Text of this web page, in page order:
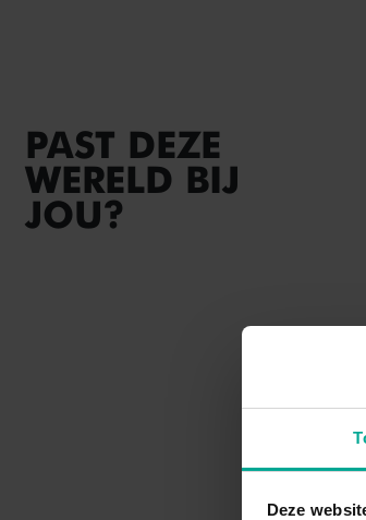
Deze
PAST DEZE
WERELD BIJ
JOU?